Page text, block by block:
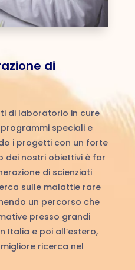
di
di laboratorio in cure
speciali e
i progetti con un forte
dei nostri obiettivi è far
di scienziati
sulle malattie rare
un percorso che
presso grandi
Italia e poi all’estero,
ricerca nel